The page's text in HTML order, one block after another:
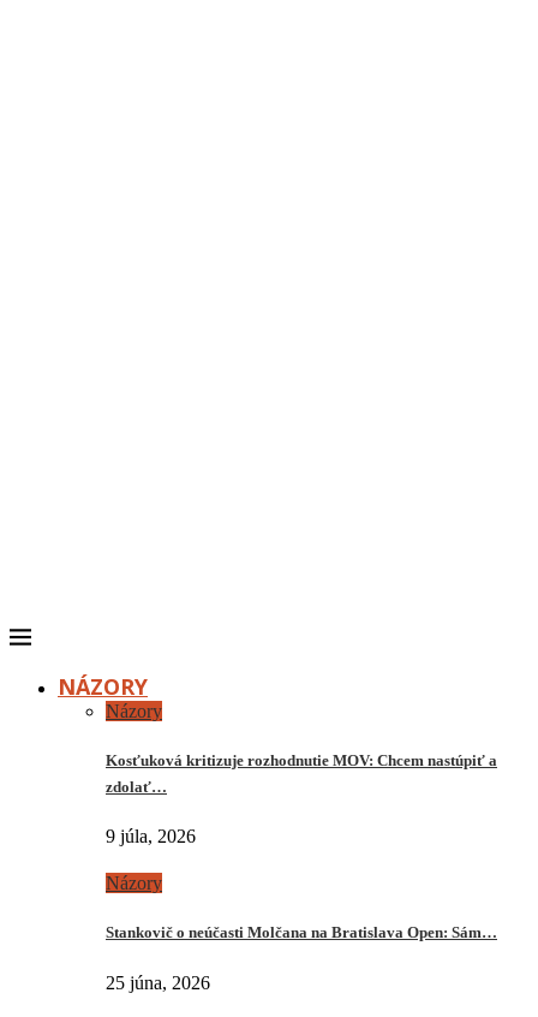
NÁZORY
Názory
Kosťuková kritizuje rozhodnutie MOV: Chcem nastúpiť a
zdolať…
9 júla, 2026
Názory
Stankovič o neúčasti Molčana na Bratislava Open: Sám…
25 júna, 2026